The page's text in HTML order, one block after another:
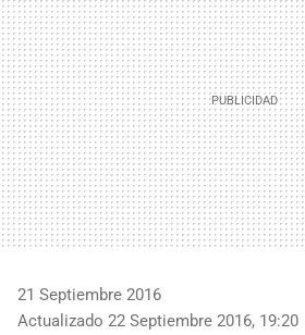
21 Septiembre 2016
Actualizado 22 Septiembre 2016, 19:20